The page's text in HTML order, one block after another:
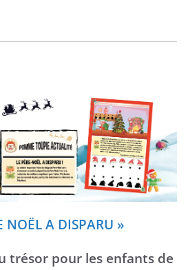
NOËL A DISPARU »
trésor pour les enfants de